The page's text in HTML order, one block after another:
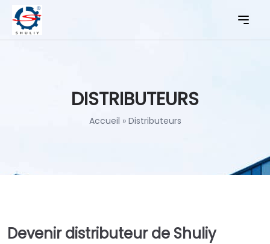
DISTRIBUTEURS
Accueil » Distributeurs
Devenir distributeur de Shuliy